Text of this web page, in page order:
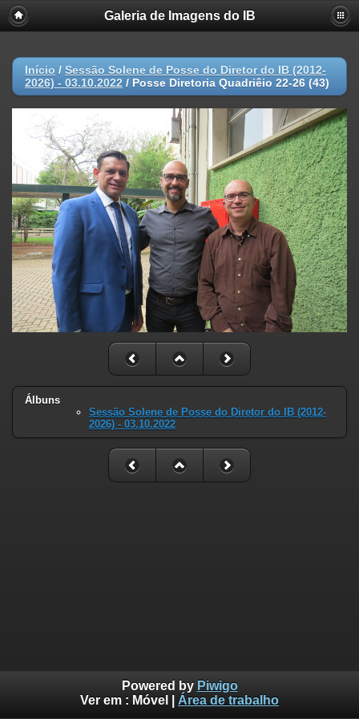
Galeria de Imagens do IB
Início / Sessão Solene de Posse do Diretor do IB (2012-
2026) - 03.10.2022 / Posse Diretoria Quadriêio 22-26 (43)
Álbuns
Sessão Solene de Posse do Diretor do IB (2012-
2026) - 03.10.2022
Powered by Piwigo
Ver em : Móvel Área de trabalho